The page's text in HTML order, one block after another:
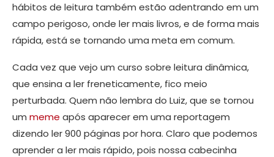
hábitos de leitura também estão adentrando em um
campo perigoso, onde ler mais livros, e de forma mais
rápida, está se tornando uma meta em comum.
Cada vez que vejo um curso sobre leitura dinâmica,
que ensina a ler freneticamente, fico meio
perturbada. Quem não lembra do Luiz, que se tornou
um meme após aparecer em uma reportagem
dizendo ler 900 páginas por hora. Claro que podemos
aprender a ler mais rápido, pois nossa cabecinha